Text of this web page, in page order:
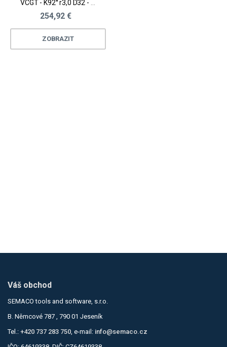
254,92 €
ZOBRAZIT
Váš obchod
SEMACO tools and software, s.r.o.
B. Němcové 787 , 790 01 Jeseník
Tel.: +420 737 283 750, e-mail: info@semaco.cz